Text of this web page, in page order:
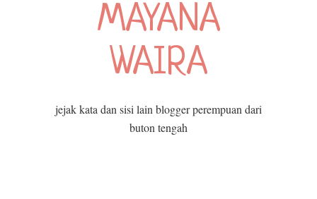
MAYANA
WAIRA
jejak kata dan sisi lain blogger perempuan dari
buton tengah